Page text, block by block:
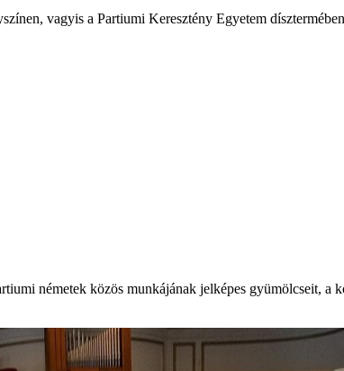
vagyis a Partiumi Keresztény Egyetem
németek közös munkájának jelképes gyümölcseit, a